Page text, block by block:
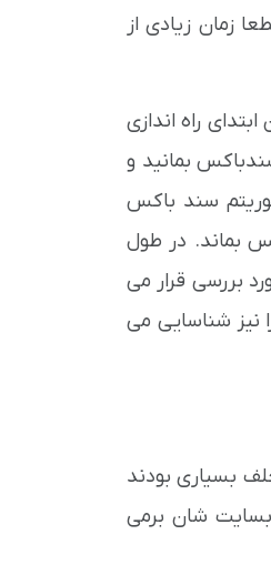
زمان زیادی از
راه اندازی
بمانید و
سند باکس
بماند. در طول
بررسی قرار می
نیز شناسایی می
بسیاری بودند
شان برمی